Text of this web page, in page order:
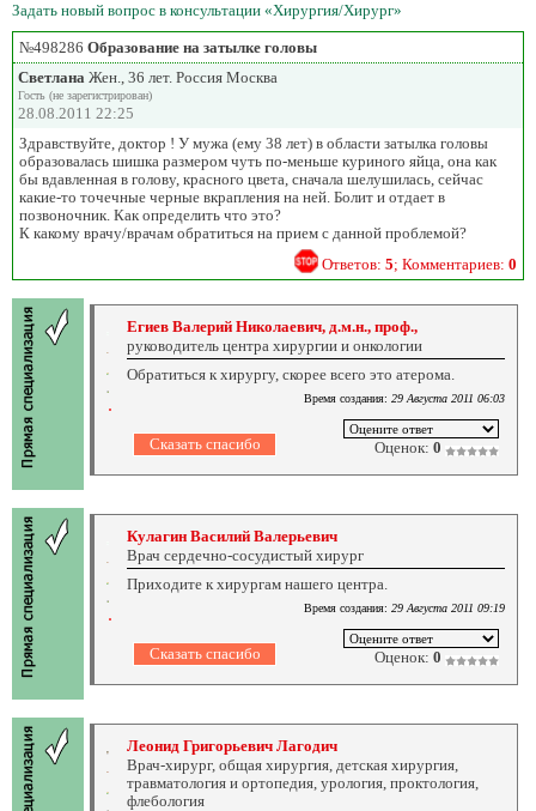
Задать новый вопрос в консультации «Хирургия/Хирург»
№498286 Образование на затылке головы
Светлана Жен., 36 лет. Россия Москва
Гость (не зарегистрирован)
28.08.2011 22:25
Здравствуйте, доктор ! У мужа (ему 38 лет) в области затылка головы
образовалась шишка размером чуть по-меньше куриного яйца, она как
бы вдавленная в голову, красного цвета, сначала шелушилась, сейчас
какие-то точечные черные вкрапления на ней. Болит и отдает в
позвоночник. Как определить что это?
К какому врачу/врачам обратиться на прием с данной проблемой?
Ответов: 5; Комментариев: 0
Егиев Валерий Николаевич, д.м.н., проф.,
руководитель центра хирургии и онкологии
Обратиться к хирургу, скорее всего это атерома.
Время создания: 29 Августа 2011 06:03
Оценок: 0
Кулагин Василий Валерьевич
Врач сердечно-сосудистый хирург
Приходите к хирургам нашего центра.
Время создания: 29 Августа 2011 09:19
Оценок: 0
Леонид Григорьевич Лагодич
Врач-хирург, общая хирургия, детская хирургия,
травматология и ортопедия, урология, проктология,
флебология